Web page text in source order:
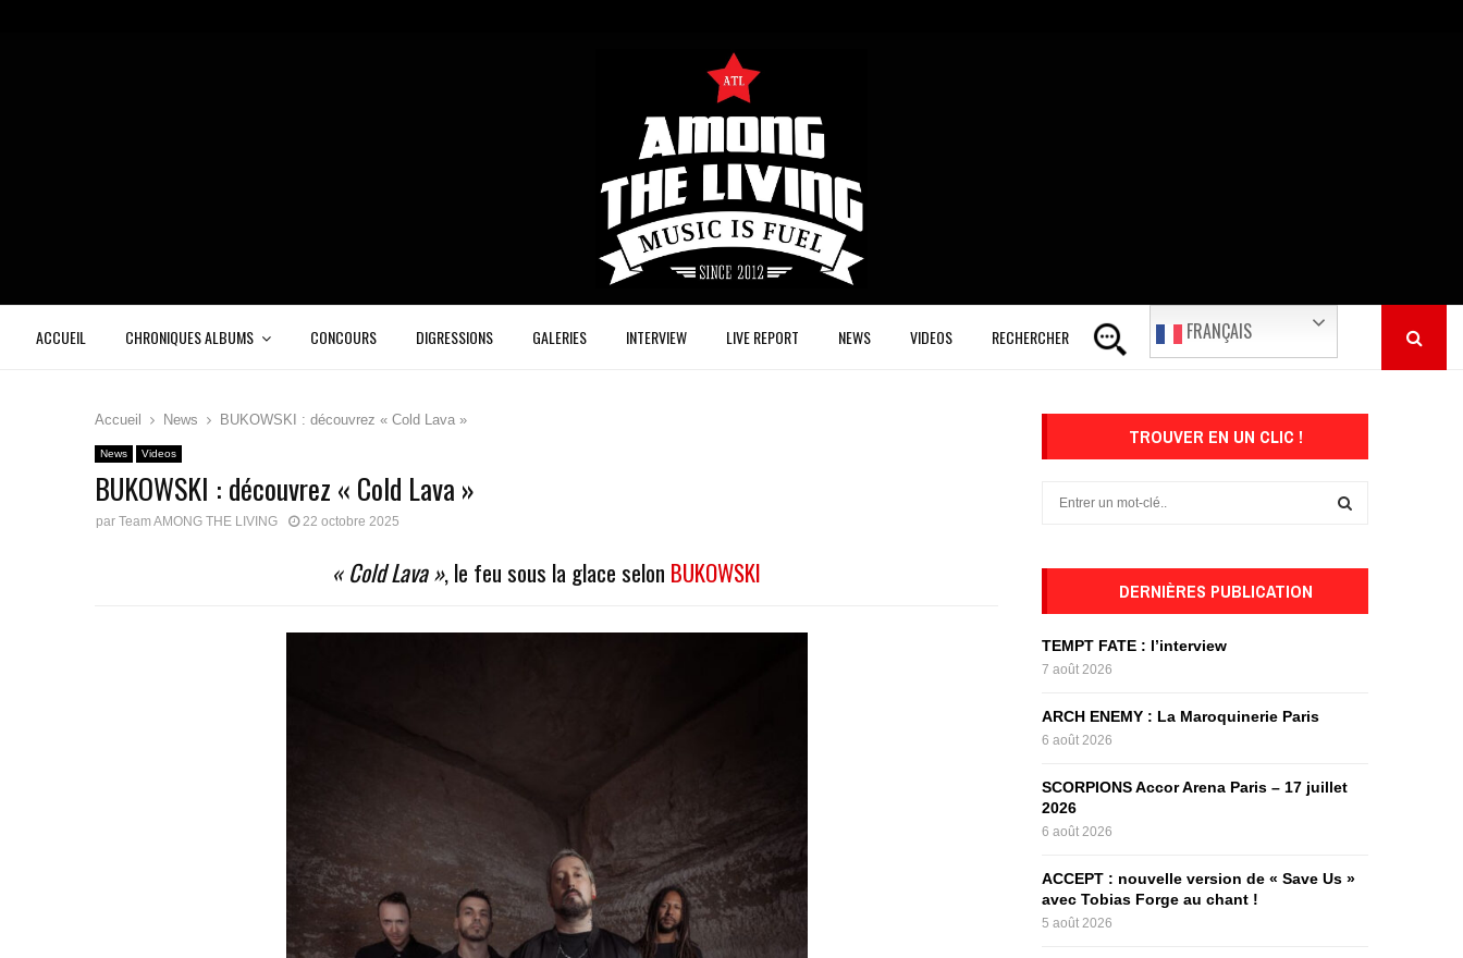
ACCUEIL CHRONIQUES ALBUMS CONCOURS DIGRESSIONS GALERIES INTERVIEW LIVE REPORT NEWS VIDEOS RECHERCHER FRANÇAIS
Accueil News BUKOWSKI : découvrez « Cold Lava »
News Videos
BUKOWSKI : découvrez « Cold Lava »
par Team AMONG THE LIVING 22 octobre 2025
« Cold Lava », le feu sous la glace selon BUKOWSKI
TROUVER EN UN CLIC !
o
r
DERNIÈRES PUBLICATION
TEMPT FATE : l’interview
7 août 2026
ARCH ENEMY : La Maroquinerie Paris
6 août 2026
SCORPIONS Accor Arena Paris – 17 juillet
2026
6 août 2026
ACCEPT : nouvelle version de « Save Us »
avec Tobias Forge au chant !
5 août 2026